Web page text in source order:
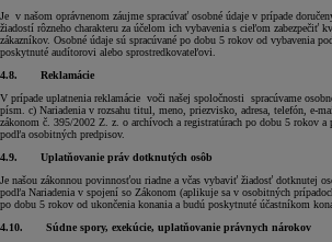
Je v našom oprávnenom záujme spracúvať osobné údaje v prípade
žiadostí rôzneho charakteru za účelom ich vybavenia s cieľom zabezpečiť
zákazníkov. Osobné údaje sú spracúvané po dobu 5 rokov od vybavenia
poskytnuté audítorovi alebo sprostredkovateľovi.
4.8. Reklamácie
V prípade uplatnenia reklamácie voči našej spoločnosti spracúvame
písm. c) Nariadenia v rozsahu titul, meno, priezvisko, adresa, telefón, e-
zákonom č. 395/2002 Z. z. o archívoch a registratúrach po dobu 5 rokov a
podľa osobitných predpisov.
4.9. Uplatňovanie práv dotknutých osôb
Je našou zákonnou povinnosťou riadne a včas vybaviť žiadosť dotknutej
podľa Nariadenia v spojení so Zákonom (aplikuje sa v osobitných
po dobu 5 rokov od ukončenia konania a budú poskytnuté účastníkom
4.10. Súdne spory, exekúcie, uplatňovanie právnych nárokov